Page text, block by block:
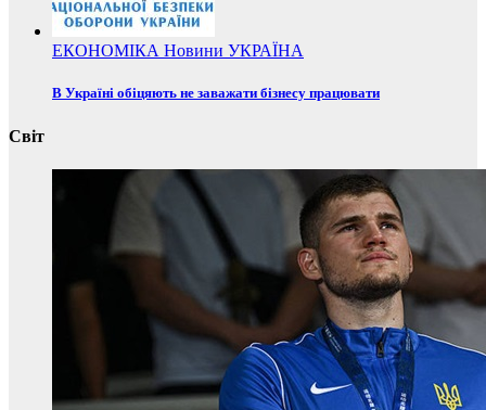
ЕКОНОМІКА Новини УКРАЇНА
В Україні обіцяють не заважати бізнесу працювати
Світ